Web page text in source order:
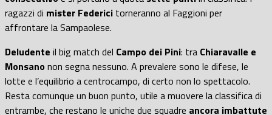
ragazzi di mister Federici torneranno al Faggioni per
affrontare la Sampaolese.
Deludente il big match del Campo dei Pini: tra Chiaravalle e
Monsanonon segna nessuno. A prevalere sono le difese, le
lotte e l’equilibrio a centrocampo, di certo non lo spettacolo.
Resta comunque un buon punto, utile a muovere la classifica di
entrambe, che restano le uniche due squadre ancora imbattute